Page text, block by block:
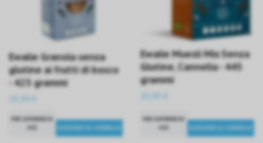
Ewalie Granola senza
glutine ai frutti di bosco
- 425 grammi
29,99 €
PER SAPERNE DI
Ewalie Muesli Mix Senza
Glutine, Cannella - 445
grammi
PER SAPERNE DI